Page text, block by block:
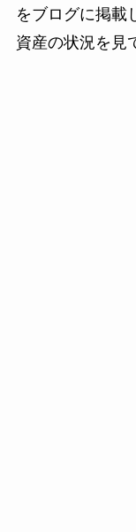
をブログに掲載
資産の状況を見